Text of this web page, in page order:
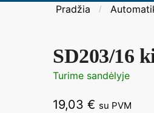
Pradžia /
SD203/16
Turime sandėlyje
19,03€ su PVM